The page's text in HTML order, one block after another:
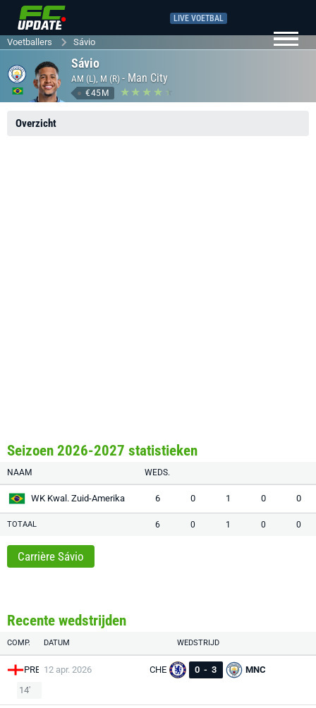
LIVE VOETBAL
Voetballers Sávio
Sávio
AM (L), M (R) - Man City
€45M
Overzicht
Seizoen 2026-2027 statistieken
NAAM WEDS.
WK Kwal. Zuid-Amerika 6 0 1 0 0
TOTAAL 6 0 1 0 0
Carrière Sávio
Recente wedstrijden
COMP. DATUM WEDSTRIJD
PRE 12 apr. 2026 CHE 0 - 3
MNC
14'